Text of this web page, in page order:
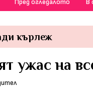
Пред огледалото В
кърлеж
ужас на